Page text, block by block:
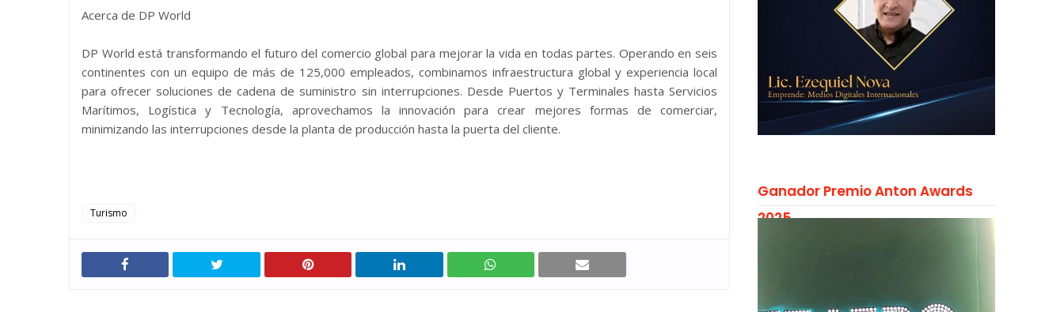
Acerca de DP World
DP World está transformando el futuro del comercio global para mejorar la vida en todas partes. Operando en seis
continentes con un equipo de más de 125,000 empleados, combinamos infraestructura global y experiencia local
para ofrecer soluciones de cadena de suministro sin interrupciones. Desde Puertos y Terminales hasta Servicios
Marítimos, Logística y Tecnología, aprovechamos la innovación para crear mejores formas de comerciar,
minimizando las interrupciones desde la planta de producción hasta la puerta del cliente.
Turismo
Ganador Premio Anton Awards
2025